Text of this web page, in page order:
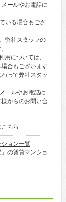
ールやお電話に
いる場合もござ
弊社スタッフの
用については、
合もございます
って弊社スタッ
ールやお電話に
からのお問い合
ちら
ション一覧
の賃貸マンショ